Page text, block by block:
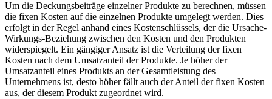
Um die Deckungsbeiträge einzelner Produkte zu berechnen, müssen
die fixen Kosten auf die einzelnen Produkte umgelegt werden. Dies
erfolgt in der Regel anhand eines Kostenschlüssels, der die Ursache-
Wirkungs-Beziehung zwischen den Kosten und den Produkten
widerspiegelt. Ein gängiger Ansatz ist die Verteilung der fixen
Kosten nach dem Umsatzanteil der Produkte. Je höher der
Umsatzanteil eines Produkts an der Gesamtleistung des
Unternehmens ist, desto höher fällt auch der Anteil der fixen Kosten
aus, der diesem Produkt zugeordnet wird.